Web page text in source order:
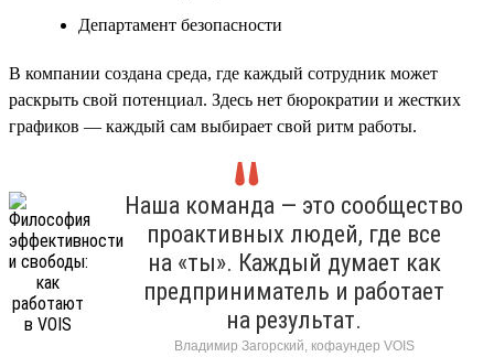
Департамент безопасности
В компании создана среда, где каждый сотрудник может
раскрыть свой потенциал. Здесь нет бюрократии и жестких
графиков — каждый сам выбирает свой ритм работы.
Наша команда — это сообщество
проактивных людей, где все
на «ты». Каждый думает как
предприниматель и работает
на результат.
Владимир Загорский, кофаундер VOIS